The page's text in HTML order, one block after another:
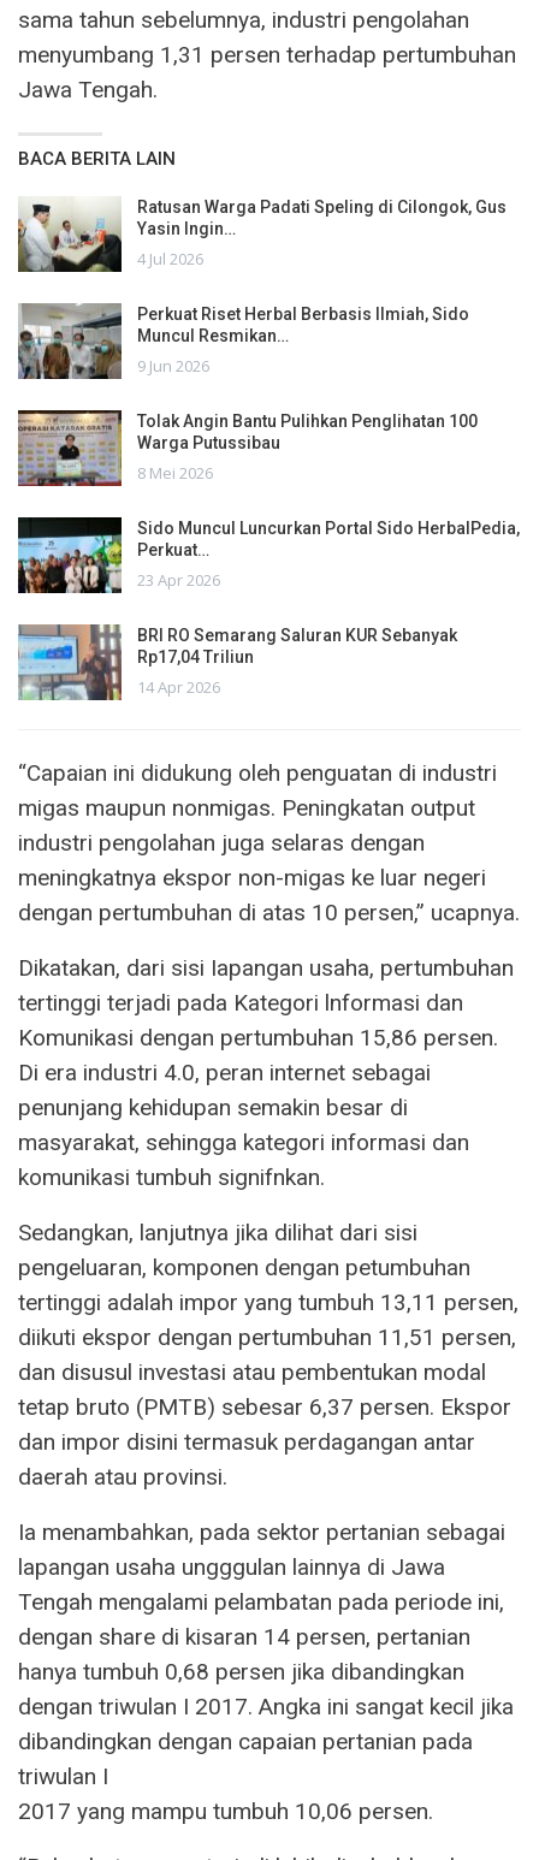
sama tahun sebelumnya, industri pengolahan
menyumbang 1,31 persen terhadap pertumbuhan
Jawa Tengah.
BACA BERITA LAIN
Ratusan Warga Padati Speling di Cilongok, Gus
Yasin Ingin…
4 Jul 2026
Perkuat Riset Herbal Berbasis Ilmiah, Sido
Muncul Resmikan…
9 Jun 2026
Tolak Angin Bantu Pulihkan Penglihatan 100
Warga Putussibau
8 Mei 2026
Sido Muncul Luncurkan Portal Sido HerbalPedia,
Perkuat…
23 Apr 2026
BRI RO Semarang Saluran KUR Sebanyak
Rp17,04 Triliun
14 Apr 2026
“Capaian ini didukung oleh penguatan di industri
migas maupun nonmigas. Peningkatan output
industri pengolahan juga selaras dengan
meningkatnya ekspor non-migas ke luar negeri
dengan pertumbuhan di atas 10 persen,” ucapnya.
Dikatakan, dari sisi Iapangan usaha, pertumbuhan
tertinggi terjadi pada Kategori lnformasi dan
Komunikasi dengan pertumbuhan 15,86 persen.
Di era industri 4.0, peran internet sebagai
penunjang kehidupan semakin besar di
masyarakat, sehingga kategori informasi dan
komunikasi tumbuh signifnkan.
Sedangkan, lanjutnya jika dilihat dari sisi
pengeluaran, komponen dengan petumbuhan
tertinggi adalah impor yang tumbuh 13,11 persen,
diikuti ekspor dengan pertumbuhan 11,51 persen,
dan disusul investasi atau pembentukan modal
tetap bruto (PMTB) sebesar 6,37 persen. Ekspor
dan impor disini termasuk perdagangan antar
daerah atau provinsi.
Ia menambahkan, pada sektor pertanian sebagai
lapangan usaha ungggulan lainnya di Jawa
Tengah mengalami pelambatan pada periode ini,
dengan share di kisaran 14 persen, pertanian
hanya tumbuh 0,68 persen jika dibandingkan
dengan triwulan I 2017. Angka ini sangat kecil jika
dibandingkan dengan capaian pertanian pada
triwulan I
2017 yang mampu tumbuh 10,06 persen.